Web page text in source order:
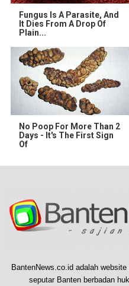
Fungus Is A Parasite, And
It Dies From A Drop Of
Plain...
No Poop For More Than 2
Days - It's The First Sign
Of
BantenNews.co.id adalah
seputar Banten berbadan